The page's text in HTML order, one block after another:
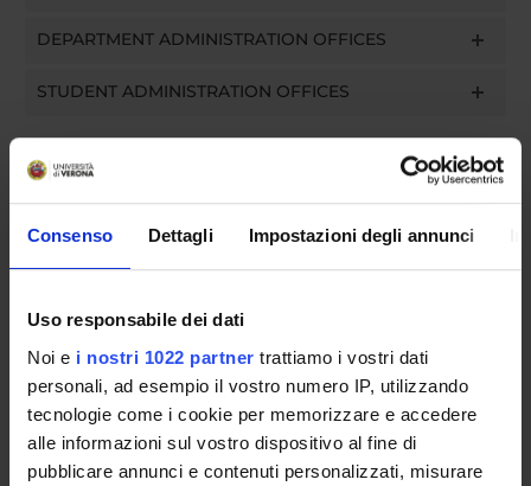
Consenso Dettagli Impostazioni degli annunci
Uso responsabile dei dati
Noi e i nostri 1022 partner trattiamo i vostri dati
personali, ad esempio il vostro numero IP, utilizzando
tecnologie come i cookie per memorizzare e accedere
alle informazioni sul vostro dispositivo al fine di
pubblicare annunci e contenuti personalizzati, misurare
DEPARTMENT ADMINISTRATION OFFICES
STUDENT ADMINISTRATION OFFICES
LIBRARIES
SPIN OFF AND COMPANIES
COMMUNAL AREA
Contacts